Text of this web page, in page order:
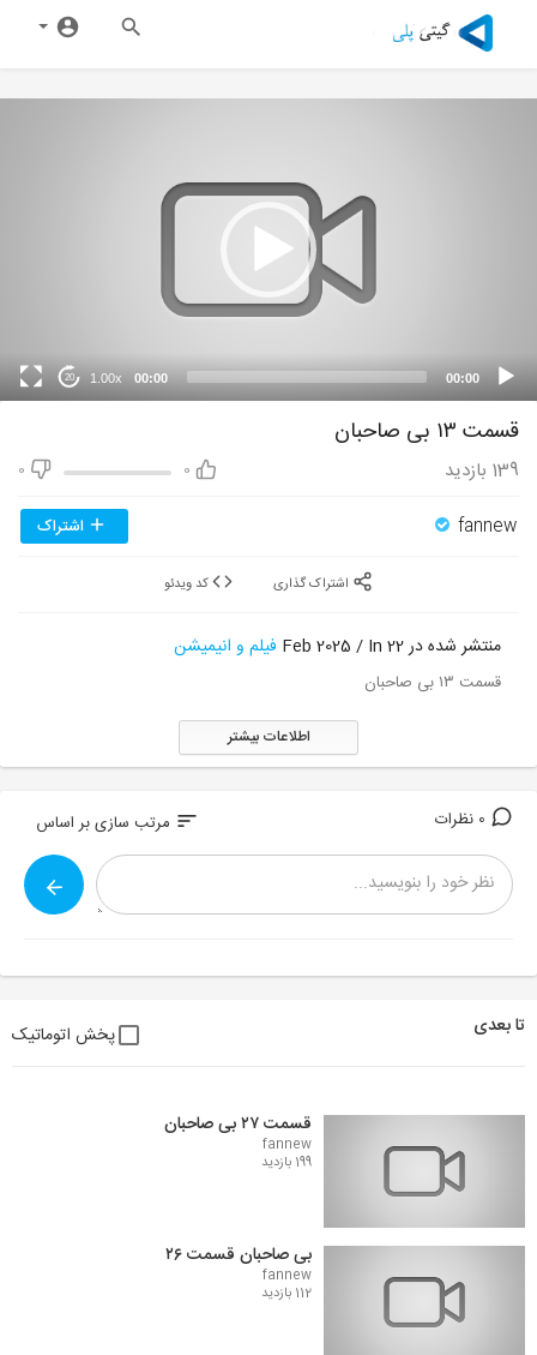
00:00
00:00
1.00x
20
قسمت ۱۳ بی صاحبان
0
0 139 بازدید
fannew اشتراک
منتشر شده در 22 Feb 2025 / In فیلم و انیمیشن
قسمت ۱۳ بی صاحبان
اطلاعات بیشتر
sort مرتب سازی بر اساس
تا بعدی پخش اتوماتیک
قسمت ۲۷ بی صاحبان
fannew
199 بازدید
بی صاحبان قسمت ۲۶
fannew
112 بازدید